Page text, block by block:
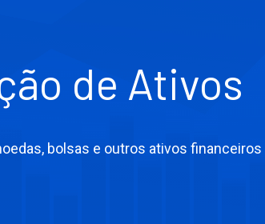
de Ativos
bolsas e outros ativos financeiros